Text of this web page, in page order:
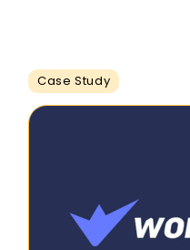
Case Study